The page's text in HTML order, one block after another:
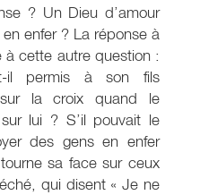
? Un Dieu d’amour
enfer ? La réponse à
à cette autre question :
il permis à son fils
sur la croix quand le
lui ? S’il pouvait le
des gens en enfer
sa face sur ceux
qui disent « Je ne